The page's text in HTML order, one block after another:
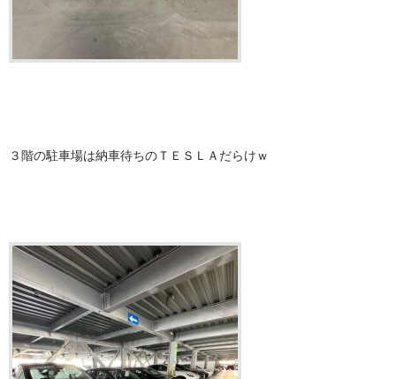
３階の駐車場は納車待ちのＴＥＳＬＡだらけｗ